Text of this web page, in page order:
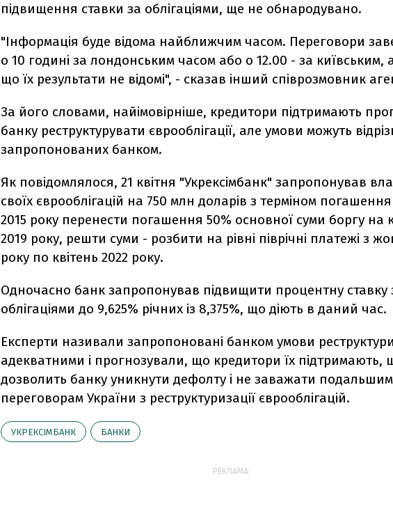
підвищення ставки за облігаціями, ще не обнародувано.
"Інформація буде відома найближчим часом. Переговори
о 10 годині за лондонським часом або о 12.00 - за київським,
що їх результати не відомі", - сказав інший співрозмовник
За його словами, найімовірніше, кредитори підтримають
банку реструктурувати єврооблігації, але умови можуть
запропонованих банком.
Як повідомлялося, 21 квітня "Укрексімбанк" запропонував
своїх єврооблігацій на 750 млн доларів з терміном погашення
2015 року перенести погашення 50% основної суми боргу на
2019 року, решти суми - розбити на рівні піврічні платежі з
року по квітень 2022 року.
Одночасно банк запропонував підвищити процентну ставку
облігаціями до 9,625% річних із 8,375%, що діють в даний час.
Експерти називали запропоновані банком умови
адекватними і прогнозували, що кредитори їх підтримають,
дозволить банку уникнути дефолту і не заважати подальшим
переговорам України з реструктуризації єврооблігацій.
УКРЕКСІМБАНК БАНКИ
РЕКЛАМА: